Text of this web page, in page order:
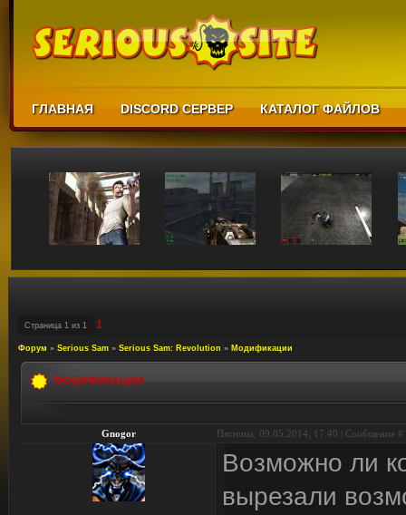
ГЛАВНАЯ DISCORD СЕРВЕР КАТАЛОГ ФАЙЛОВ
Страница 1 из 1 1
Форум » Serious Sam » Serious Sam: Revolution » Модификации
МОДИФИКАЦИИ
Gnogor Пятница, 09.05.2014, 17:40 | Сообщение #
Возможно ли
вырезали